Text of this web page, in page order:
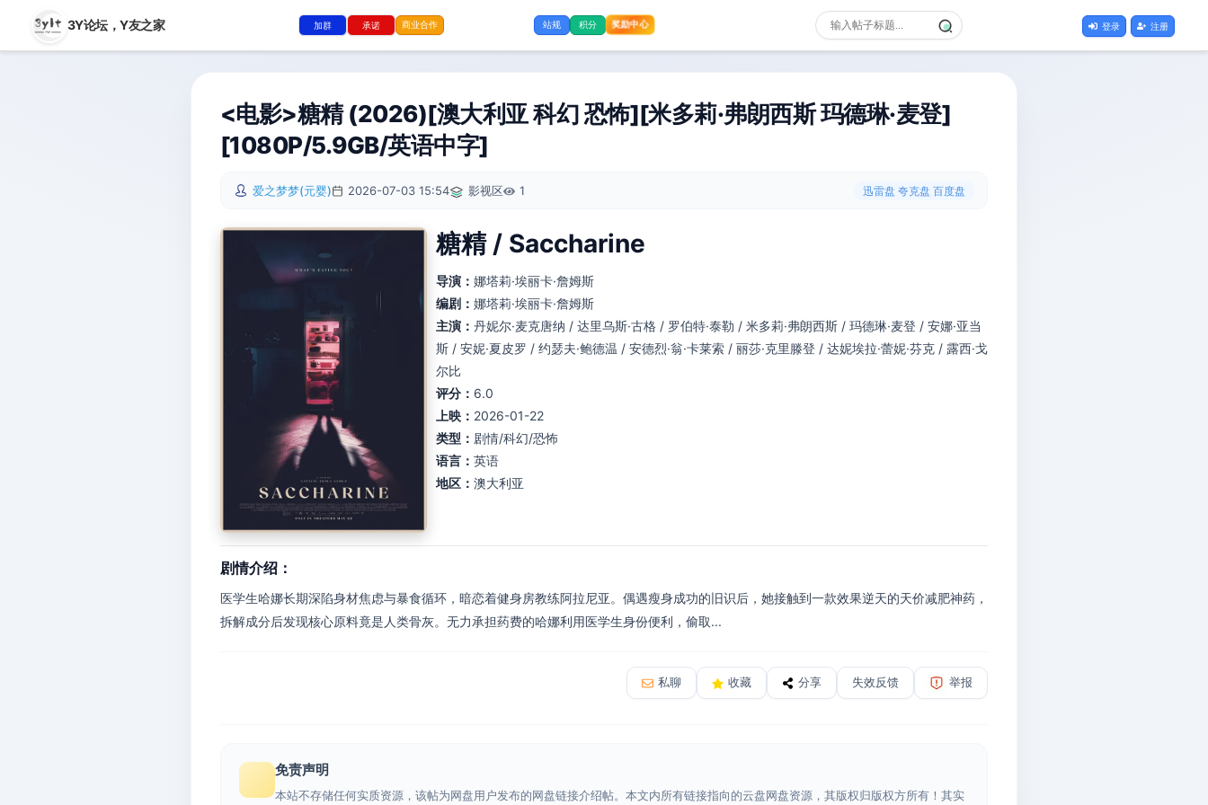
3Y论坛，Y友之家 加群 承诺 商业合作 站规 积分 奖励中心 登录 注册
<电影>糖精 (2026)[澳大利亚 科幻 恐怖][米多莉·弗朗西斯 玛德琳·麦登]
[1080P/5.9GB/英语中字]
爱之梦梦(元婴) 2026-07-03 15:54 影视区 1 迅雷盘 夸克盘 百度盘
糖精 / Saccharine
导演： 娜塔莉·埃丽卡·詹姆斯
编剧： 娜塔莉·埃丽卡·詹姆斯
主演： 丹妮尔·麦克唐纳 / 达里乌斯·古格 / 罗伯特·泰勒 / 米多莉·弗朗西斯 / 玛德琳·麦登 / 安娜·亚当
斯 / 安妮·夏皮罗 / 约瑟夫·鲍德温 / 安德烈·翁·卡莱索 / 丽莎·克里滕登 / 达妮埃拉·蕾妮·芬克 / 露西·戈
尔比
评分： 6.0
上映： 2026-01-22
类型： 剧情/科幻/恐怖
语言： 英语
地区： 澳大利亚
剧情介绍：
医学生哈娜长期深陷身材焦虑与暴食循环，暗恋着健身房教练阿拉尼亚。偶遇瘦身成功的旧识后，她接触到一款效果逆天的天价减肥神药，
拆解成分后发现核心原料竟是人类骨灰。无力承担药费的哈娜利用医学生身份便利，偷取...
私聊 收藏 分享 失效反馈 举报
免责声明
本站不存储任何实质资源，该帖为网盘用户发布的网盘链接介绍帖。本文内所有链接指向的云盘网盘资源，其版权归版权方所有！其实